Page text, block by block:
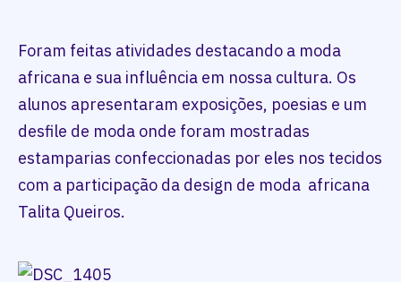
Foram feitas atividades destacando a moda
africana e sua influência em nossa cultura. Os
alunos apresentaram exposições, poesias e um
desfile de moda onde foram mostradas
estamparias confeccionadas por eles nos tecidos
com a participação da design de moda africana
Talita Queiros.